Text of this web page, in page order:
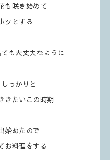
も咲き始めて
ッとする
も大丈夫なように
っかりと
きたいこの時期
始めたので
お料理をする